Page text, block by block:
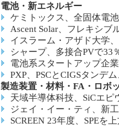
電池・新エネルギー
ケミトックス、全固体電
Ascent Solar、フレキシブ
イスラーム・アザド大学
シャープ、多接合PVで33
電池系スタートアップ企
PXP、PSCとCIGSタンデ
製造装置・材料・FA・ロボ
天域半導体科技、SiCエピ
ジェイ・イー・ティ、新
SCREEN 23年度、SPEを